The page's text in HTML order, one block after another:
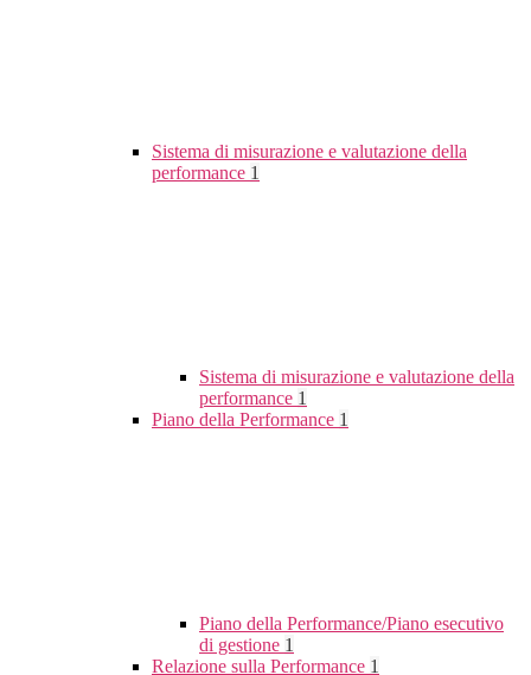
Sistema di misurazione e valutazione della
performance 1
Sistema di misurazione e valutazione della
performance 1
Piano della Performance 1
Piano della Performance/Piano esecutivo
di gestione 1
Relazione sulla Performance 1